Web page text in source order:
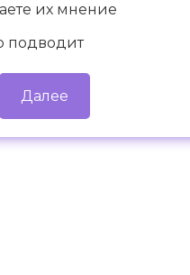
их мнение
подводит
Далее